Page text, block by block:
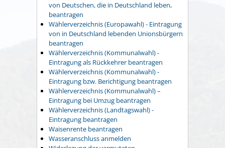
von Deutschen, die in Deutschland leben,
beantragen
Wählerverzeichnis (Europawahl) - Eintragung
von in Deutschland lebenden Unionsbürgern
beantragen
Wählerverzeichnis (Kommunalwahl) -
Eintragung als Rückkehrer beantragen
Wählerverzeichnis (Kommunalwahl) -
Eintragung bzw. Berichtigung beantragen
Wählerverzeichnis (Kommunalwahl) –
Eintragung bei Umzug beantragen
Wählerverzeichnis (Landtagswahl) -
Eintragung beantragen
Waisenrente beantragen
Wasseranschluss anmelden